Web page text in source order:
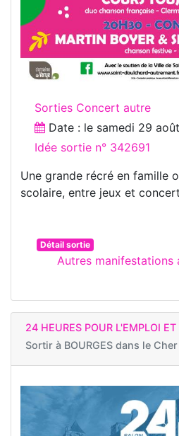
Sorties Concert autre
Date : le samedi 29
Idée sortie n° 342691
Une grande récré en famille
scolaire, entre jeux et
Détail sortie
Autres manifestations
24 HEURES POUR L'EMPLOI
Sortir à BOURGES dans le Cher